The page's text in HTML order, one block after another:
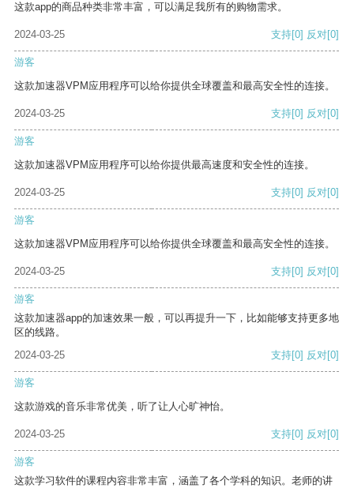
这款app的商品种类非常丰富，可以满足我所有的购物需求。
2024-03-25 支持[0] 反对[0]
游客
这款加速器VPM应用程序可以给你提供全球覆盖和最高安全性的连接。
2024-03-25 支持[0] 反对[0]
游客
这款加速器VPM应用程序可以给你提供最高速度和安全性的连接。
2024-03-25 支持[0] 反对[0]
游客
这款加速器VPM应用程序可以给你提供全球覆盖和最高安全性的连接。
2024-03-25 支持[0] 反对[0]
游客
这款加速器app的加速效果一般，可以再提升一下，比如能够支持更多地
区的线路。
2024-03-25
支持[0] 反对[0]
游客
这款游戏的音乐非常优美，听了让人心旷神怡。
2024-03-25 支持[0] 反对[0]
游客
这款学习软件的课程内容非常丰富，涵盖了各个学科的知识。老师的讲